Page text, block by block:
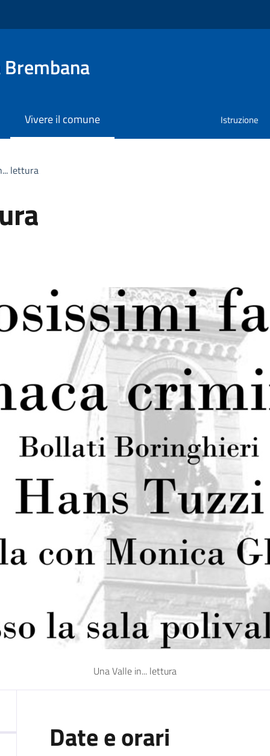
Brembana
Vivere il comune Istruzione
lettura
Una Valle in... lettura
Date e orari